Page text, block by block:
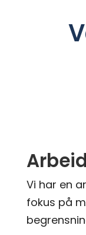
Vi har en
fokus på